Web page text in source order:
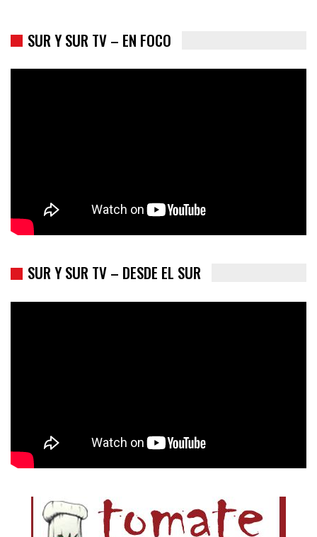
SUR Y SUR TV – EN FOCO
SUR Y SUR TV – DESDE EL SUR